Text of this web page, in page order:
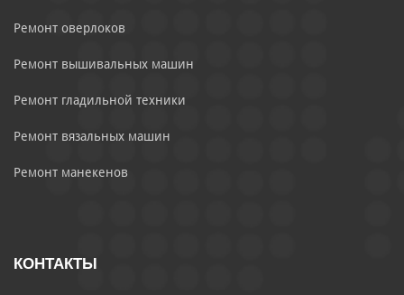
Ремонт оверлоков
Ремонт вышивальных машин
Ремонт гладильной техники
Ремонт вязальных машин
Ремонт манекенов
КОНТАКТЫ